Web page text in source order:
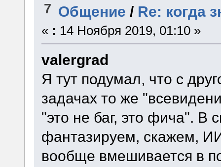
7 Общение / Re: когда
« : 14 Ноября 2019, 01:10 »
valergrad
Я тут подумал, что с
задачах то же
"это не баг, это фича". В
фантазируем, скажем,
вообще вмешивается в